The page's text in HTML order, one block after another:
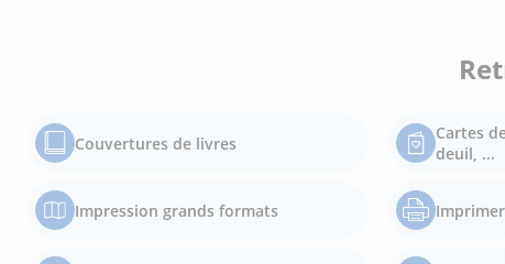
Couvertures de livres
Cartes
deuil, ...
Impression grands formats